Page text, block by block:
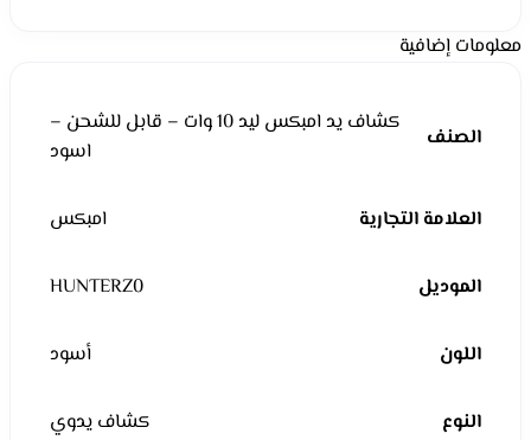
معلومات إضافية
الصنف
كشاف يد امبكس ليد 10 وات – قابل للشحن –
اسود
العلامة التجارية امبكس
الموديل HUNTERZ0
اللون أسود
النوع كشاف يدوي